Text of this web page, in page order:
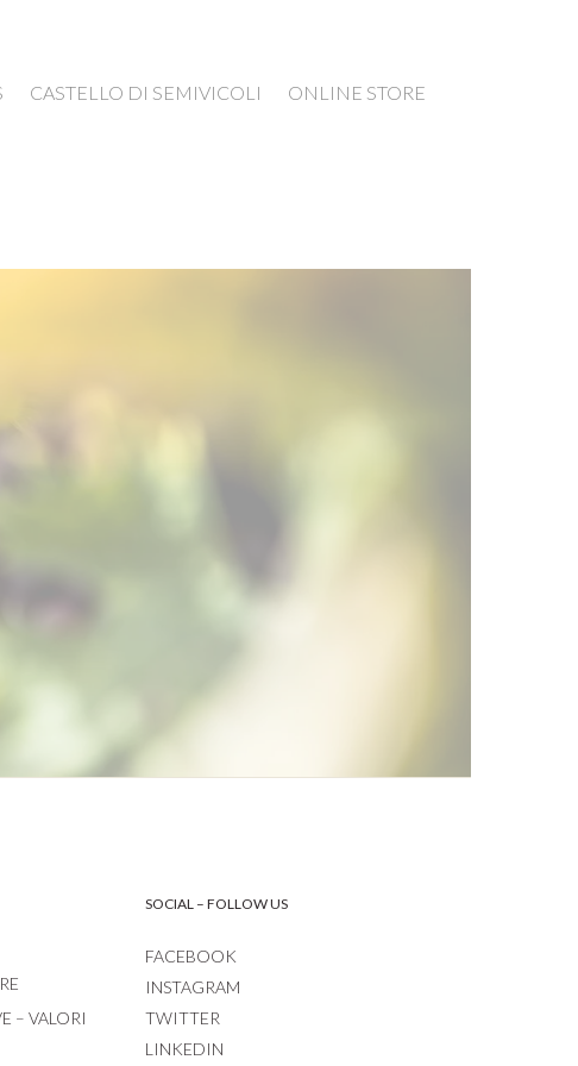
CASTELLO DI SEMIVICOLI ONLINE STORE
– VALORI
SOCIAL – FOLLOW US
FACEBOOK
INSTAGRAM
TWITTER
LINKEDIN